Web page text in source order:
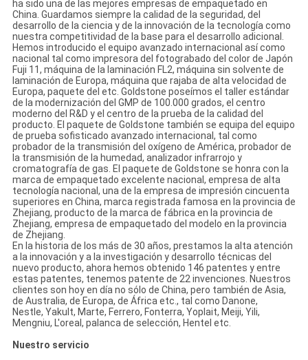
ha sido una de las mejores empresas de empaquetado en
China. Guardamos siempre la calidad de la seguridad, del
desarrollo de la ciencia y de la innovación de la tecnología como
nuestra competitividad de la base para el desarrollo adicional.
Hemos introducido el equipo avanzado internacional así como
nacional tal como impresora del fotograbado del color de Japón
Fuji 11, máquina de la laminación FL2, máquina sin solvente de
laminación de Europa, máquina que rajaba de alta velocidad de
Europa, paquete del etc. Goldstone poseímos el taller estándar
de la modernización del GMP de 100.000 grados, el centro
moderno del R&D y el centro de la prueba de la calidad del
producto. El paquete de Goldstone también se equipa del equipo
de prueba sofisticado avanzado internacional, tal como
probador de la transmisión del oxígeno de América, probador de
la transmisión de la humedad, analizador infrarrojo y
cromatografía de gas. El paquete de Goldstone se honra con la
marca de empaquetado excelente nacional, empresa de alta
tecnología nacional, una de la empresa de impresión cincuenta
superiores en China, marca registrada famosa en la provincia de
Zhejiang, producto de la marca de fábrica en la provincia de
Zhejiang, empresa de empaquetado del modelo en la provincia
de Zhejiang.
En la historia de los más de 30 años, prestamos la alta atención
a la innovación y a la investigación y desarrollo técnicas del
nuevo producto, ahora hemos obtenido 146 patentes y entre
estas patentes, tenemos patente de 22 invenciones. Nuestros
clientes son hoy en día no sólo de China, pero también de Asia,
de Australia, de Europa, de África etc., tal como Danone,
Nestle, Yakult, Marte, Ferrero, Fonterra, Yoplait, Meiji, Yili,
Mengniu, L'oreal, palanca de selección, Hentel etc.
Nuestro servicio